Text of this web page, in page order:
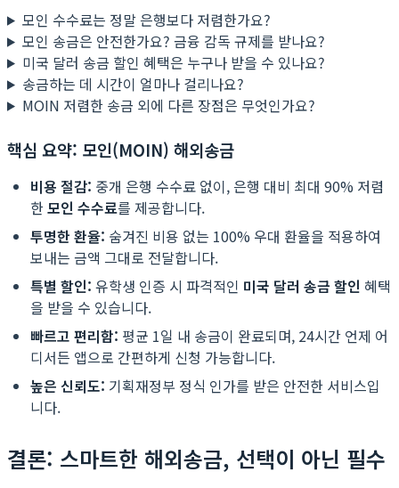
모인 수수료는 정말 은행보다 저렴한가요?
모인 송금은 안전한가요? 금융 감독 규제를 받나요?
미국 달러 송금 할인 혜택은 누구나 받을 수 있나요?
송금하는 데 시간이 얼마나 걸리나요?
MOIN 저렴한 송금 외에 다른 장점은 무엇인가요?
핵심 요약: 모인(MOIN) 해외송금
비용 절감: 중개 은행 수수료 없이, 은행 대비 최대 90% 저렴
한모인 수수료를 제공합니다.
투명한 환율: 숨겨진 비용 없는 100% 우대 환율을 적용하여
보내는 금액 그대로 전달합니다.
특별 할인: 유학생 인증 시 파격적인 미국 달러 송금 할인 혜택
을 받을 수 있습니다.
빠르고 편리함: 평균 1일 내 송금이 완료되며, 24시간 언제 어
디서든 앱으로 간편하게 신청 가능합니다.
높은 신뢰도: 기획재정부 정식 인가를 받은 안전한 서비스입
니다.
결론: 스마트한 해외송금, 선택이 아닌 필수